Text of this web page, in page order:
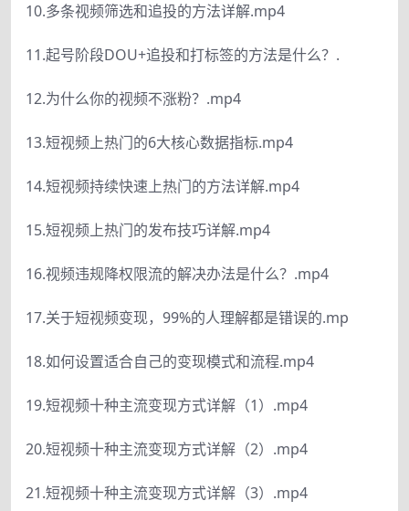
10.多条视频筛选和追投的方法详解.mp4
11.起号阶段DOU+追投和打标签的方法是什么？.
12.为什么你的视频不涨粉？.mp4
13.短视频上热门的6大核心数据指标.mp4
14.短视频持续快速上热门的方法详解.mp4
15.短视频上热门的发布技巧详解.mp4
16.视频违规降权限流的解决办法是什么？.mp4
17.关于短视频变现，99%的人理解都是错误的.mp
18.如何设置适合自己的变现模式和流程.mp4
19.短视频十种主流变现方式详解（1）.mp4
20.短视频十种主流变现方式详解（2）.mp4
21.短视频十种主流变现方式详解（3）.mp4